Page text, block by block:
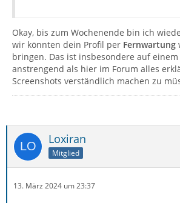
Okay, bis zum Wochenende bin ich
wir könnten dein Profil per Fernwartung
bringen. Das ist insbesondere auf
anstrengend als hier im Forum alles
Screenshots verständlich machen zu
Loxiran
Mitglied
13. März 2024 um 23:37